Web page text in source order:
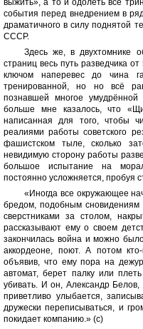
выжить», а то и одолеть все
события перед внедрением в
драматичного в силу поднятой
СССР.
Здесь же, в двухтомнике
страниц весь путь разведчика
ключом наперевес до чина
тренированной, но но всё
познавшей многое
больше мне казалось, что
написанная для того, чтобы
реалиями работы советского
фашистском тыле, сколько
невидимую сторону работы
большое испытание на
постоянно усложняется, пробуя
«Иногда все окружающее
бредом, подобным сновидениям
сверстниками за столом,
рассказывают ему о своем
закончилась война и можно
аккордеоне, поют. А потом
объявив, что ему пора на
автомат, берет палку или
убивать. И он, Александр
приветливо улыбается,
дружески переписываться, и
покидает компанию.» (с)